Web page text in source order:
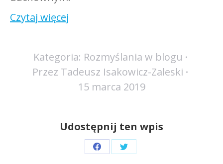
Czytaj więcej
Kategoria: Rozmyślania w blogu
Przez Tadeusz Isakowicz-Zaleski
15 marca 2019
Udostępnij ten wpis
Share Share